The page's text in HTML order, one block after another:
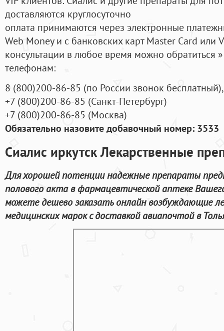
доставляются круглосуточно
оплата принимаются через электронные
Web Money и с банковских карт Master Card или
консультации в любое время можно обратиться
телефонам:
8 (800)200-86-85 (по России звонок бесплатный),
+7 (800)200-86-85 (Санкт-Петербург)
+7 (800)200-86-85 (Москва)
Обязательно назовите добавочный номер: 3533
Сиалис иркутск Лекарственные
Для хорошей потенции надежные препараты
полового акта в фармацевтической аптеке
можете дешево заказать онлайн возбуждающие
медицинских марок с доставкой авиапочтой в